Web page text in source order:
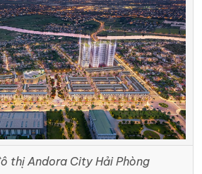
thị Andora City Hải Phòng